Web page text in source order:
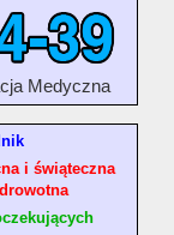
Medyczna
i świąteczna